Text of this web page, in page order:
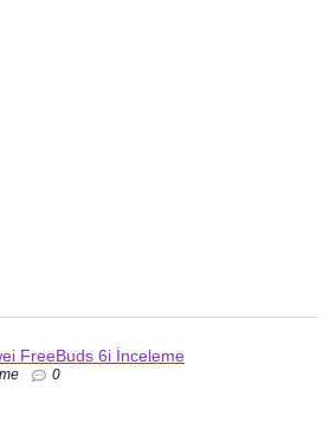
FreeBuds 6i İnceleme
0